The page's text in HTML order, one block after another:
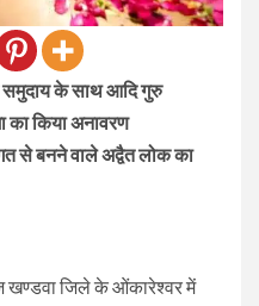
समुदाय के साथ आदि गुरु
का किया अनावरण
से बनने वाले अद्वैत लोक का
खण्डवा जिले के ओंकारेश्वर में